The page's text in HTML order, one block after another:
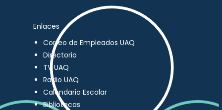
Enlaces
Correo de Empleados UAQ
Directorio
TV UAQ
Radio UAQ
Calendario Escolar
Bibliotecas